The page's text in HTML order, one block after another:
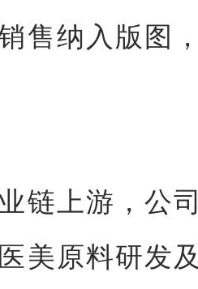
售纳入版图
链上游，公
美原料研发